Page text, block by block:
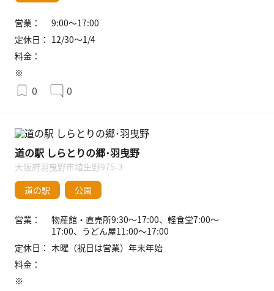
営業：
9:00〜17:00
定休日： 12/30〜1/4
料金：
※
0 0
道の駅 しらとりの郷･羽曳野
大阪府羽曳野市埴生野975-3
道の駅
公園
営業：
物産館・直売所9:30〜17:00、軽食堂7:00〜
17:00、うどん屋11:00〜17:00
定休日： 木曜（祝日は営業）年末年始
料金：
※